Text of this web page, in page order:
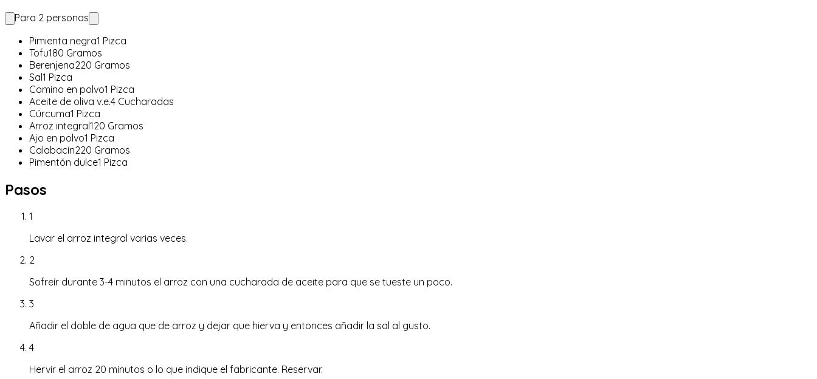
Para 2 personas
Pimienta negra1 Pizca
Tofu180 Gramos
Berenjena220 Gramos
Sal1 Pizca
Comino en polvo1 Pizca
Aceite de oliva v.e.4 Cucharadas
Cúrcuma1 Pizca
Arroz integral120 Gramos
Ajo en polvo1 Pizca
Calabacín220 Gramos
Pimentón dulce1 Pizca
Pasos
1
Lavar el arroz integral varias veces.
2
Sofreír durante 3-4 minutos el arroz con una cucharada de aceite para que se tueste un poco.
3
Añadir el doble de agua que de arroz y dejar que hierva y entonces añadir la sal al gusto.
4
Hervir el arroz 20 minutos o lo que indique el fabricante. Reservar.